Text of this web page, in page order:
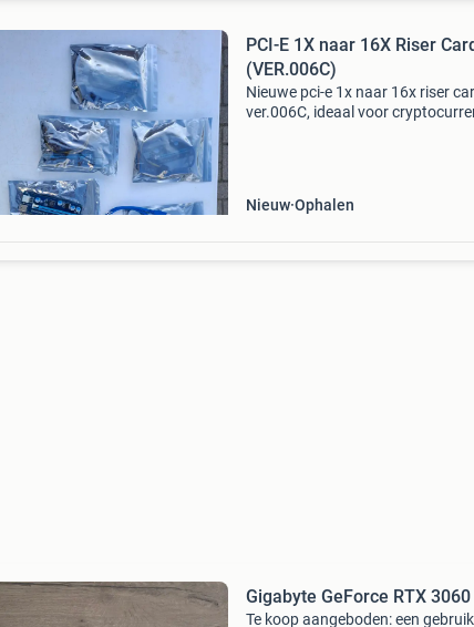
PCI-E 1X naar 16X Riser
(VER.006C)
Nieuwe pci-e 1x naar 16x riser
ver.006C, ideaal voor
Nieuw Ophalen
Gigabyte GeForce RTX 3060
Te koop aangeboden: een